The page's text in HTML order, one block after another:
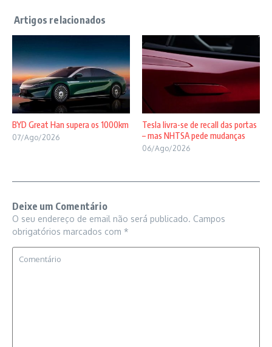
BYD Great Han supera os 1000km
07/Ago/2026
Tesla livra-se de recall das portas
– mas NHTSA pede mudanças
06/Ago/2026
Deixe um Comentário
O seu endereço de email não será publicado. Campos
obrigatórios marcados com *